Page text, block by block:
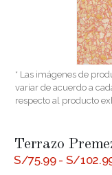
* Las imágenes de
variar de acuerdo a
respecto al producto
Terrazo
S/75.99 - S/